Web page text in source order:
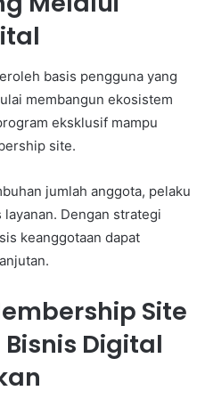
basis pengguna yang
membangun ekosistem
eksklusif mampu
site.
jumlah anggota, pelaku
Dengan strategi
keanggotaan dapat
Site
Digital